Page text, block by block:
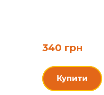
340 грн
Купити